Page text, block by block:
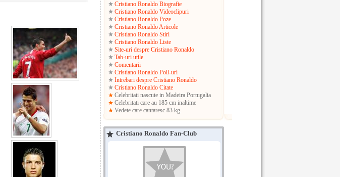
Cristiano Ronaldo Biografie
Cristiano Ronaldo Videoclipuri
Cristiano Ronaldo Poze
Cristiano Ronaldo Articole
Cristiano Ronaldo Stiri
Cristiano Ronaldo Liste
Site-uri despre Cristiano Ronaldo
Tab-uri utile
Comentarii
Cristiano Ronaldo Poll-uri
Intrebari despre Cristiano Ronaldo
Cristiano Ronaldo Citate
Celebritati nascute in Madeira Portugalia
Celebritati care au 185 cm inaltime
Vedete care cantaresc 83 kg
Cristiano Ronaldo Fan-Club